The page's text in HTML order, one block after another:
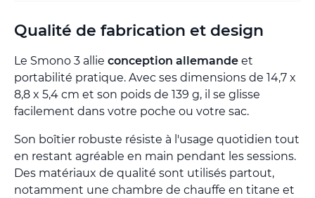
Qualité de fabrication et design
Le Smono 3 allie conception allemande et
portabilité pratique. Avec ses dimensions de 14,7 x
8,8 x 5,4 cm et son poids de 139 g, il se glisse
facilement dans votre poche ou votre sac.
Son boîtier robuste résiste à l'usage quotidien tout
en restant agréable en main pendant les sessions.
Des matériaux de qualité sont utilisés partout,
notamment une chambre de chauffe en titane et